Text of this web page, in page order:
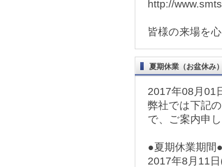
http://
皆様の来場を
夏期休業（お盆休み
2017年08月01
弊社では下記
で、ご案内申
●夏期休業期間
2017年8月11